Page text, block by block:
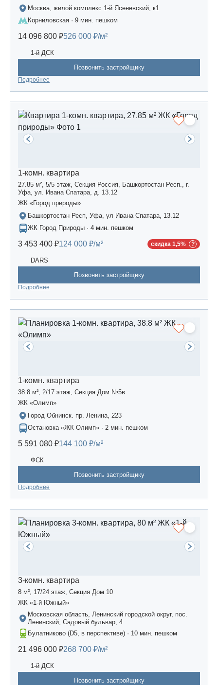
Москва, жилой комплекс 1-й Ясеневский, к1
Корниловская · 9 мин. пешком
14 096 800 ₽526 000 ₽/м²
1-й ДСК
Позвонить застройщику
Подробнее
1-комн. квартира
27.85 м², 5/5 этаж, Секция Россия, Башкортостан Респ., г.
Уфа, ул. Ивана Спатара, д. 13.12
ЖК «Город природы»
Башкортостан Респ, Уфа, ул Ивана Спатара, 13.12
ЖК Город Природы · 4 мин. пешком
3 453 400 ₽124 000 ₽/м² скидка 1,5%
DARS
Позвонить застройщику
Подробнее
1-комн. квартира
38.8 м², 2/17 этаж, Секция Дом №5в
ЖК «Олимп»
Город Обнинск. пр. Ленина, 223
Остановка «ЖК Олимп» · 2 мин. пешком
5 591 080 ₽144 100 ₽/м²
ФСК
Позвонить застройщику
Подробнее
3-комн. квартира
8 м², 17/24 этаж, Секция Дом 10
ЖК «1-й Южный»
Московская область, Ленинский городской округ, пос.
Ленинский, Садовый бульвар, 4
Булатниково (D5, в перспективе) · 10 мин. пешком
21 496 000 ₽268 700 ₽/м²
1-й ДСК
Позвонить застройщику